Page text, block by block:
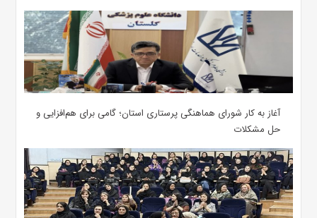
آغاز به کار شورای هماهنگی پرستاری استان؛ گامی برای هم‌افزایی و
حل مشکلات